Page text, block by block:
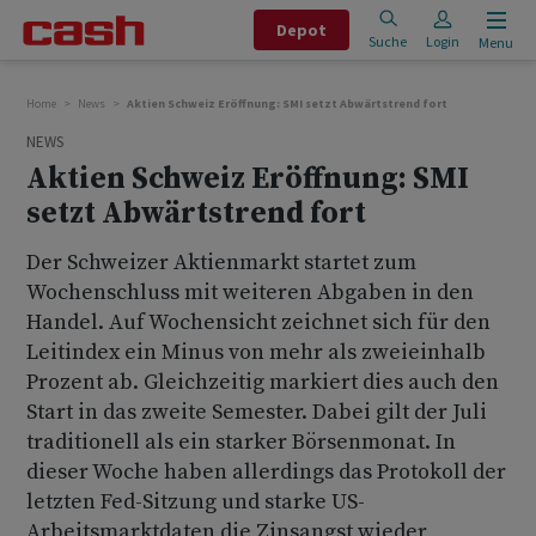
Depot
Suche Login Menu
Home News Aktien Schweiz Eröffnung: SMI setzt Abwärtstrend fort
NEWS
Aktien Schweiz Eröffnung: SMI
setzt Abwärtstrend fort
Der Schweizer Aktienmarkt startet zum
Wochenschluss mit weiteren Abgaben in den
Handel. Auf Wochensicht zeichnet sich für den
Leitindex ein Minus von mehr als zweieinhalb
Prozent ab. Gleichzeitig markiert dies auch den
Start in das zweite Semester. Dabei gilt der Juli
traditionell als ein starker Börsenmonat. In
dieser Woche haben allerdings das Protokoll der
letzten Fed-Sitzung und starke US-